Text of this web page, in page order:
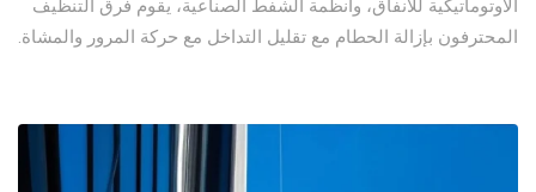
الأوتوماتيكية للأنفاق، وأنظمة الشفط الصناعية، يقوم فرق التنظيف
المحترفون بإزالة الحطام مع تقليل التداخل مع حركة المرور والمشاة.